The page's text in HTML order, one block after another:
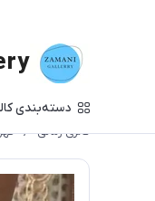
دسته‌بندی
گالری زمانی /